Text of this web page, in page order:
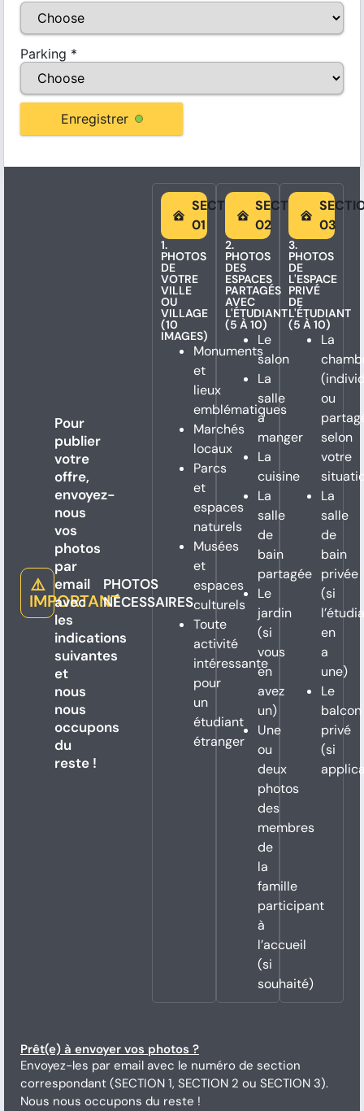
Parking *
Enregistrer
⚠️
IMPORTANT
Pour
publier
votre
offre,
envoyez-
nous
vos
photos
par
email
avec
les
indications
suivantes
et
nous
nous
occupons
du
reste !
PHOTOS
NÉCESSAIRES
SECTION
01
1.
PHOTOS
DE
VOTRE
VILLE
OU
VILLAGE
(10
IMAGES)
Monuments
et
lieux
emblématiques
Marchés
locaux
Parcs
et
espaces
naturels
Musées
et
espaces
culturels
Toute
activité
intéressante
pour
un
étudiant
étranger
SECTION
02
2.
PHOTOS
DES
ESPACES
PARTAGÉS
AVEC
L'ÉTUDIANT
(5 À 10)
Le
salon
La
salle
à
manger
La
cuisine
La
salle
de
bain
partagée
Le
jardin
(si
vous
en
avez
un)
Une
ou
deux
photos
des
membres
de
la
famille
participant
à
l’accueil
(si
souhaité)
03
3.
PHOTOS
DE
L'ESPACE
PRIVÉ
DE
L'ÉTUDIANT
(5 À 10)
La
ou
selon
votre
La
salle
de
bain
privée
(si
en
a
une)
Le
balcon
privé
(si
Prêt(e) à envoyer vos photos ?
Envoyez-les par email avec le numéro de section
correspondant (SECTION 1, SECTION 2 ou SECTION 3).
Nous nous occupons du reste !